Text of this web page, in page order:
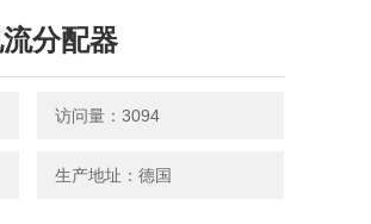
分配器
访问量：3094
生产地址：德国